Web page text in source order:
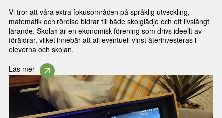
Vi tror att våra extra fokusområden på språklig utveckling,
matematik och rörelse bidrar till både skolglädje och ett livslångt
lärande. Skolan är en ekonomisk förening som drivs ideellt av
föräldrar, vilket innebär att all eventuell vinst återinvesteras i
eleverna och skolan.
Läs mer